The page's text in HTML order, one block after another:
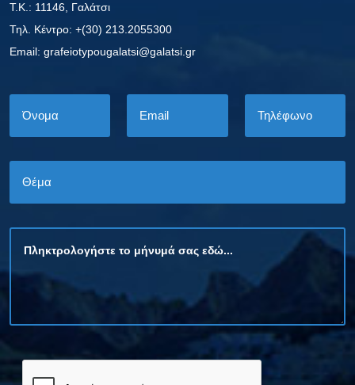
Τ.Κ.: 11146, Γαλάτσι
Τηλ. Κέντρο: +(30) 213.2055300
Εmail: grafeiotypougalatsi@galatsi.gr